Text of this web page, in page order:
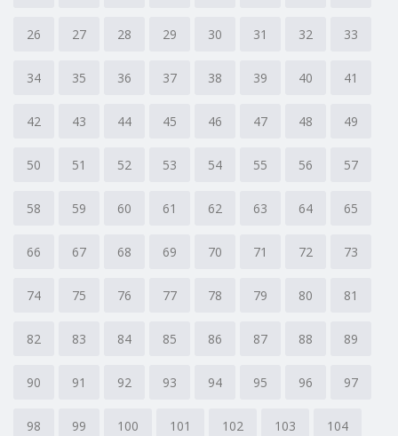
26 27 28 29 30 31 32 33
34 35 36 37 38 39 40 41
42 43 44 45 46 47 48 49
50 51 52 53 54 55 56 57
58 59 60 61 62 63 64 65
66 67 68 69 70 71 72 73
74 75 76 77 78 79 80 81
82 83 84 85 86 87 88 89
90 91 92 93 94 95 96 97
98 99 100 101 102 103 104